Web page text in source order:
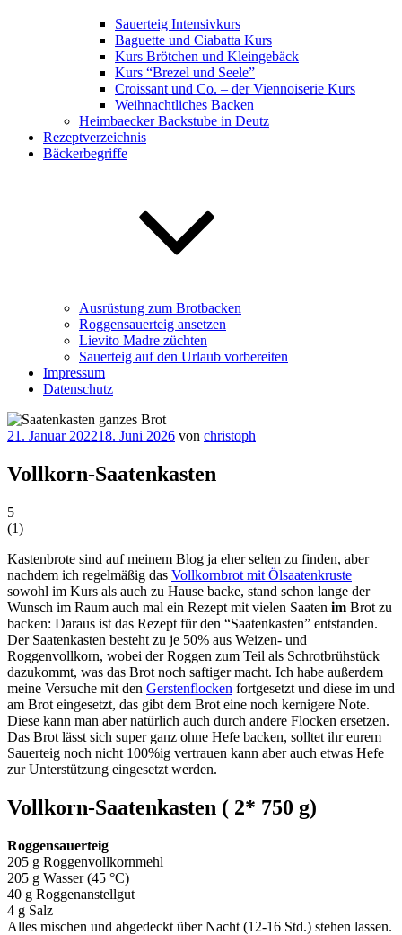
Sauerteig Intensivkurs
Baguette und Ciabatta Kurs
Kurs Brötchen und Kleingebäck
Kurs “Brezel und Seele”
Croissant und Co. – der Viennoiserie Kurs
Weihnachtliches Backen
Heimbaecker Backstube in Deutz
Rezeptverzeichnis
Bäckerbegriffe
Ausrüstung zum Brotbacken
Roggensauerteig ansetzen
Lievito Madre züchten
Sauerteig auf den Urlaub vorbereiten
Impressum
Datenschutz
Veröffentlicht
21. Januar 202218. Juni 2026 von christoph
Vollkorn-Saatenkasten
5
(1)
Kastenbrote sind auf meinem Blog ja eher selten zu finden, aber
nachdem ich regelmäßig das Vollkornbrot mit Ölsaatenkruste
sowohl im Kurs als auch zu Hause backe, stand schon lange der
Wunsch im Raum auch mal ein Rezept mit vielen Saaten im Brot zu
backen: Daraus ist das Rezept für den “Saatenkasten” entstanden.
Der Saatenkasten besteht zu je 50% aus Weizen- und
Roggenvollkorn, wobei der Roggen zum Teil als Schrotbrühstück
dazukommt, was das Brot noch saftiger macht. Ich habe außerdem
meine Versuche mit den Gerstenflocken fortgesetzt und diese im und
am Brot eingesetzt, das gibt dem Brot eine noch kernigere Note.
Diese kann man aber natürlich auch durch andere Flocken ersetzen.
Das Brot lässt sich super ganz ohne Hefe backen, solltet ihr eurem
Sauerteig noch nicht 100%ig vertrauen kann aber auch etwas Hefe
zur Unterstützung eingesetzt werden.
Vollkorn-Saatenkasten ( 2* 750 g)
Roggensauerteig
205 g Roggenvollkornmehl
205 g Wasser (45 °C)
40 g Roggenanstellgut
4 g Salz
Alles mischen und abgedeckt über Nacht (12-16 Std.) stehen lassen.